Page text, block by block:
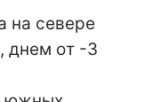
на севере
днем от -3